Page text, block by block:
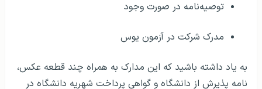
توصیه‌نامه در صورت وجود
مدرک شرکت در آزمون یوس
به یاد داشته باشید که این مدارک به همراه چند قطعه عکس،
نامه پذیرش از دانشگاه و گواهی پرداخت شهریه دانشگاه در